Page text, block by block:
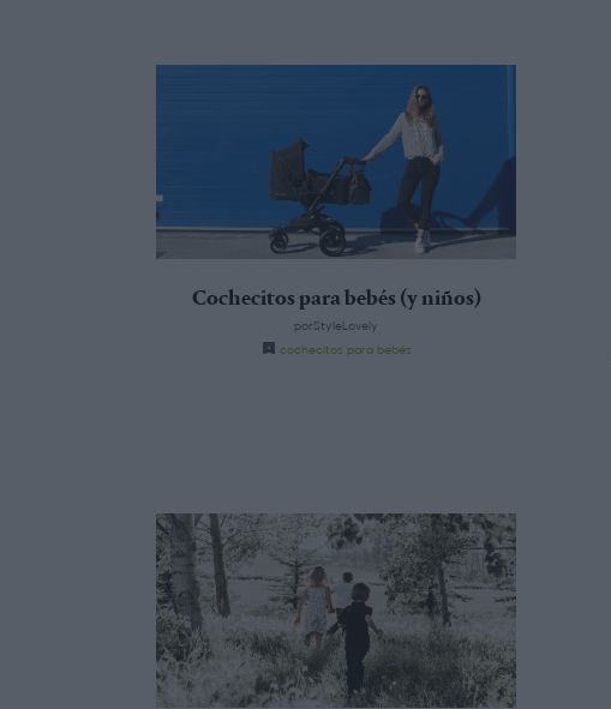
Cochecitos para bebés (y niños)
porStyleLovely
cochecitos para bebés